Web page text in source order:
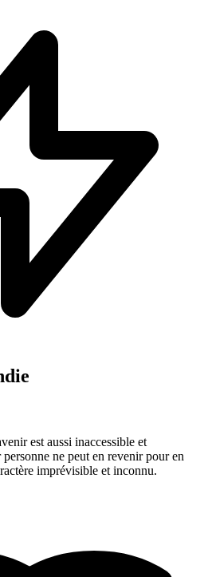
est aussi inaccessible et
ne peut en revenir pour en
imprévisible et inconnu.